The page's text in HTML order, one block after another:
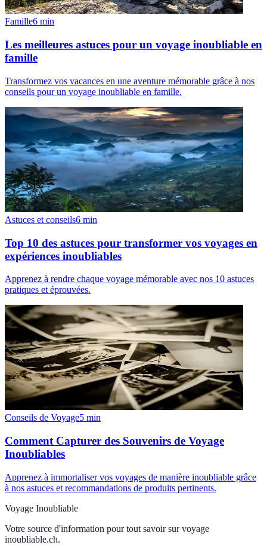
Famille6 min
Les meilleures astuces pour un voyage inoubliable en
famille
Transformez vos vacances en une aventure mémorable grâce à nos
conseils pour un voyage inoubliable en famille.
Astuces et conseils6 min
Top 10 des astuces pour transformer vos voyages en
expériences inoubliables
Apprenez à rendre chaque voyage mémorable avec nos 10 astuces
pratiques et éprouvées.
Conseils de Voyage5 min
Comment Capturer des Souvenirs de Voyage
Inoubliables
Apprenez à immortaliser vos voyages de manière inoubliable grâce
à nos astuces et recommandations de produits pertinents.
Voyage Inoubliable
Votre source d'information pour tout savoir sur voyage
inoubliable.ch.